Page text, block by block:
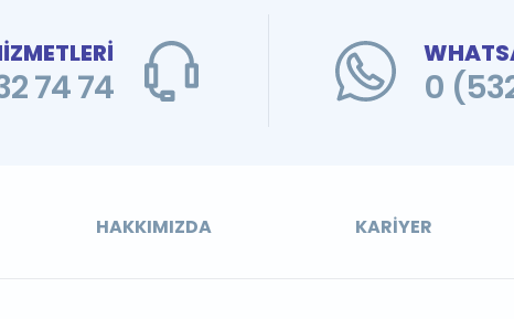
74 74 0
HAKKIMIZDA KARIYER